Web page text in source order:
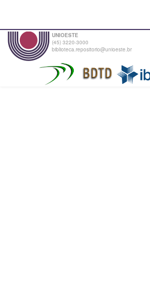
UNIOESTE
(45) 3220-3000
biblioteca.repositorio@unioeste.br